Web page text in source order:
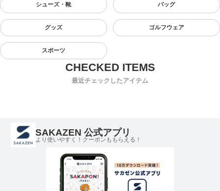
シューズ・靴 バッグ
グッズ ゴルフウェア
スポーツ
最近チェックしたアイテム
SAKAZEN 公式アプリ
より使いやすく！クーポンももらえる！